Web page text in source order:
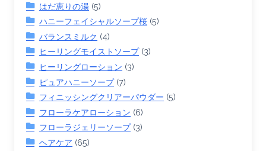
はだ恵りの湯 (5)
ハニーフェイシャルソープ桜 (5)
バランスミルク (4)
ヒーリングモイストソープ(3)
ヒーリングローション (3)
ピュアハニーソープ(7)
フィニッシングクリアーパウダー (5)
フローラケアローション (6)
フローラジェリーソープ(3)
ヘアケア (65)